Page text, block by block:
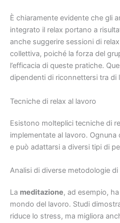
È chiaramente evidente che gli
integrato il relax portano a
anche suggerire sessioni di
collettiva, poiché la forza del
l’efficacia di queste pratiche.
dipendenti di riconnettersi tra di
Tecniche di relax al lavoro
Esistono molteplici tecniche di
implementate al lavoro.
e può adattarsi a diversi tipi di
Analisi di diverse metodologie di
La meditazione, ad esempio,
mondo del lavoro. Studi
riduce lo stress, ma migliora